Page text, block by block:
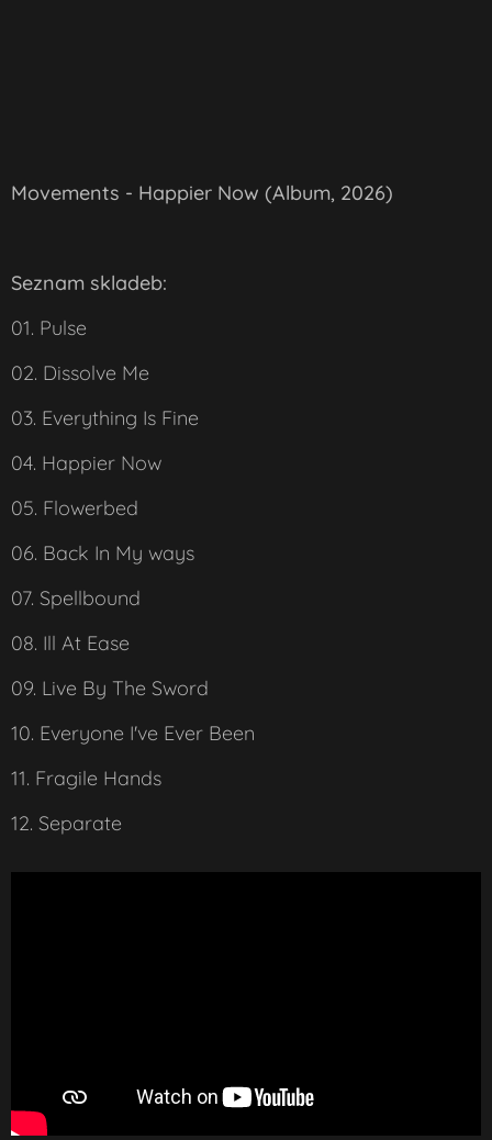
Movements - Happier Now (Album, 2026)
Seznam skladeb:
01. Pulse
02. Dissolve Me
03. Everything Is Fine
04. Happier Now
05. Flowerbed
06. Back In My ways
07. Spellbound
08. Ill At Ease
09. Live By The Sword
10. Everyone I've Ever Been
11. Fragile Hands
12. Separate